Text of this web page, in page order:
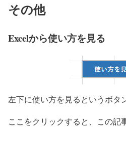
その他
Excelから使い方を見る
左下に使い方を見るというボタ
ここをクリックすると、この記